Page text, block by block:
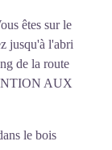
êtes sur le
jusqu'à l'abri
de la route
AUX
le bois